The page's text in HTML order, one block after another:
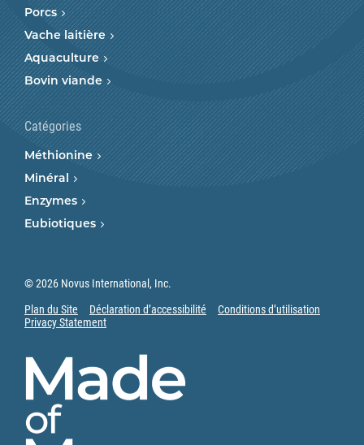
Porcs
Vache laitière
Aquaculture
Bovin viande
Catégories
Méthionine
Minéral
Enzymes
Eubiotiques
© 2026 Novus International, Inc.
Plan du Site
Déclaration d’accessibilité
Conditions d’utilisation
Privacy Statement